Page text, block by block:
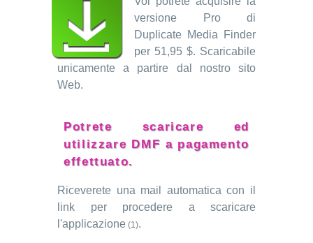
versione Pro di
Duplicate Media Finder
per 51,95 $. Scaricabile
unicamente a partire dal nostro sito
Web.
Potrete scaricare ed
utilizzare DMF a pagamento
effettuato.
Riceverete una mail automatica con il
link per procedere a scaricare
l'applicazione (1).